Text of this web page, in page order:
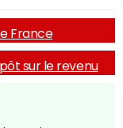
France
sur le revenu